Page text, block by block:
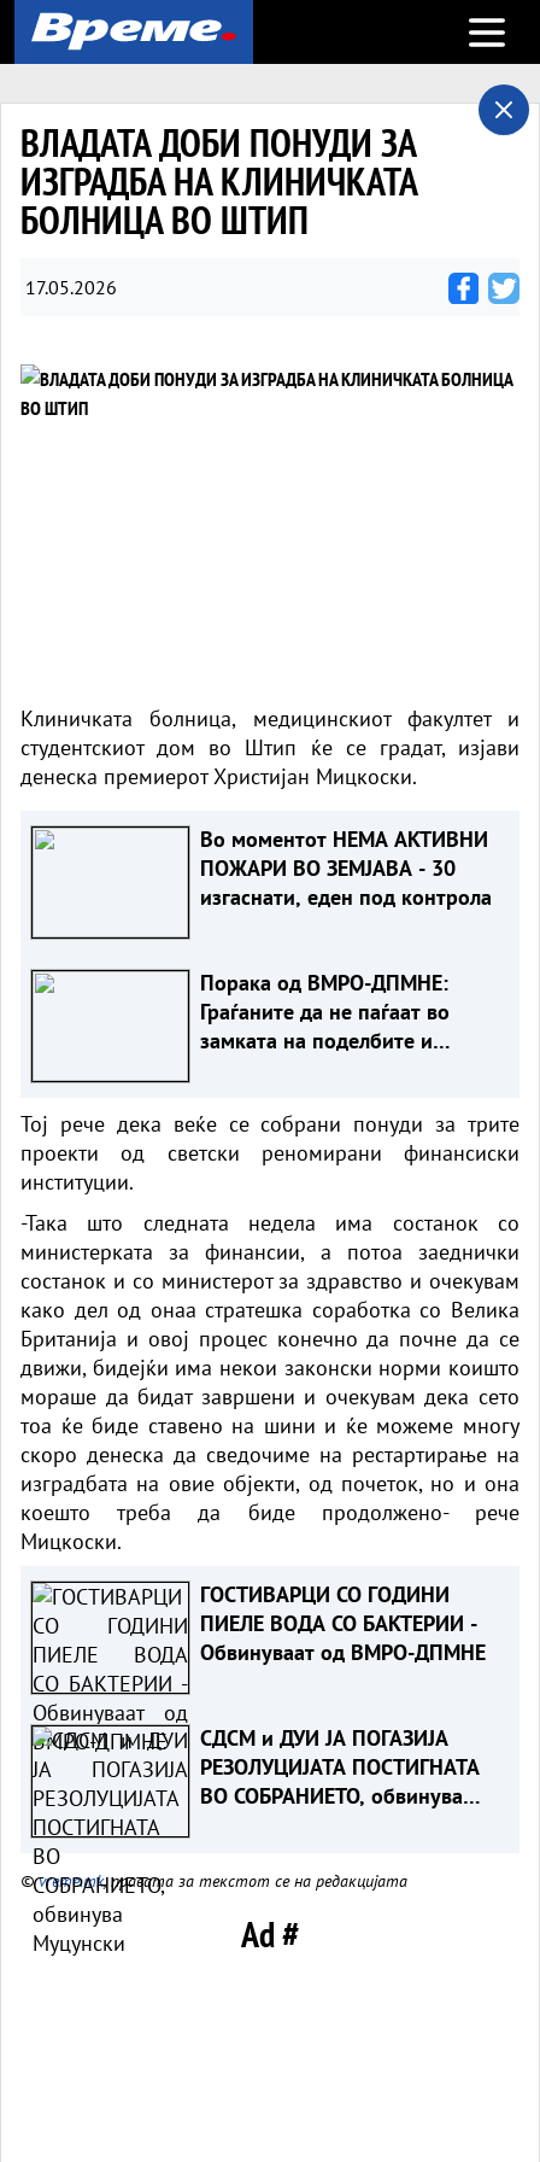
Open
ВЛАДАТА ДОБИ ПОНУДИ ЗА
ИЗГРАДБА НА КЛИНИЧКАТА
БОЛНИЦА ВО ШТИП
17.05.2026
Клиничката болница, медицинскиот факултет и
студентскиот дом во Штип ќе се градат, изјави
денеска премиерот Христијан Мицкоски.
Во моментот НЕМА АКТИВНИ
ПОЖАРИ ВО ЗЕМЈАВА - 30
изгаснати, еден под контрола
Порака од ВМРО-ДПМНЕ:
Граѓаните да не паѓаат во
замката на поделбите и
Тој рече дека веќе се собрани понуди за трите
проекти од светски реномирани финансиски
институции.
-Така што следната недела има состанок со
министерката за финансии, а потоа заеднички
состанок и со министерот за здравство и очекувам
како дел од онаа стратешка соработка со Велика
Британија и овој процес конечно да почне да се
движи, бидејќи има некои законски норми коишто
мораше да бидат завршени и очекувам дека сето
тоа ќе биде ставено на шини и ќе можеме многу
скоро денеска да сведочиме на рестартирање на
изградбата на овие објекти, од почеток, но и она
коешто треба да биде продолжено- рече
Мицкоски.
ГОСТИВАРЦИ СО ГОДИНИ
ПИЕЛЕ ВОДА СО БАКТЕРИИ -
Обвинуваат од ВМРО-ДПМНЕ
СДСМ и ДУИ ЈА ПОГАЗИЈА
РЕЗОЛУЦИЈАТА ПОСТИГНАТА
ВО СОБРАНИЕТО, обвинува
©vreme.mk, правата за текстот се на редакцијата
Ad #